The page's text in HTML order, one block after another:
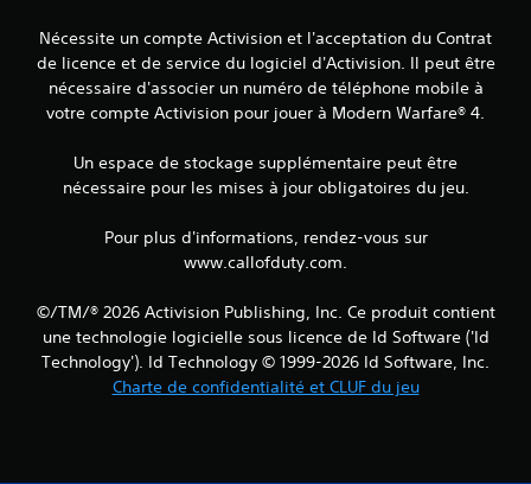
Nécessite un compte Activision et l'acceptation du Contrat
de licence et de service du logiciel d'Activision. Il peut être
nécessaire d'associer un numéro de téléphone mobile à
votre compte Activision pour jouer à Modern Warfare® 4.
Un espace de stockage supplémentaire peut être
nécessaire pour les mises à jour obligatoires du jeu.
Pour plus d'informations, rendez-vous sur
www.callofduty.com.
©/TM/® 2026 Activision Publishing, Inc. Ce produit contient
une technologie logicielle sous licence de Id Software ('Id
Technology'). Id Technology © 1999-2026 Id Software, Inc.
Charte de confidentialité et CLUF du jeu